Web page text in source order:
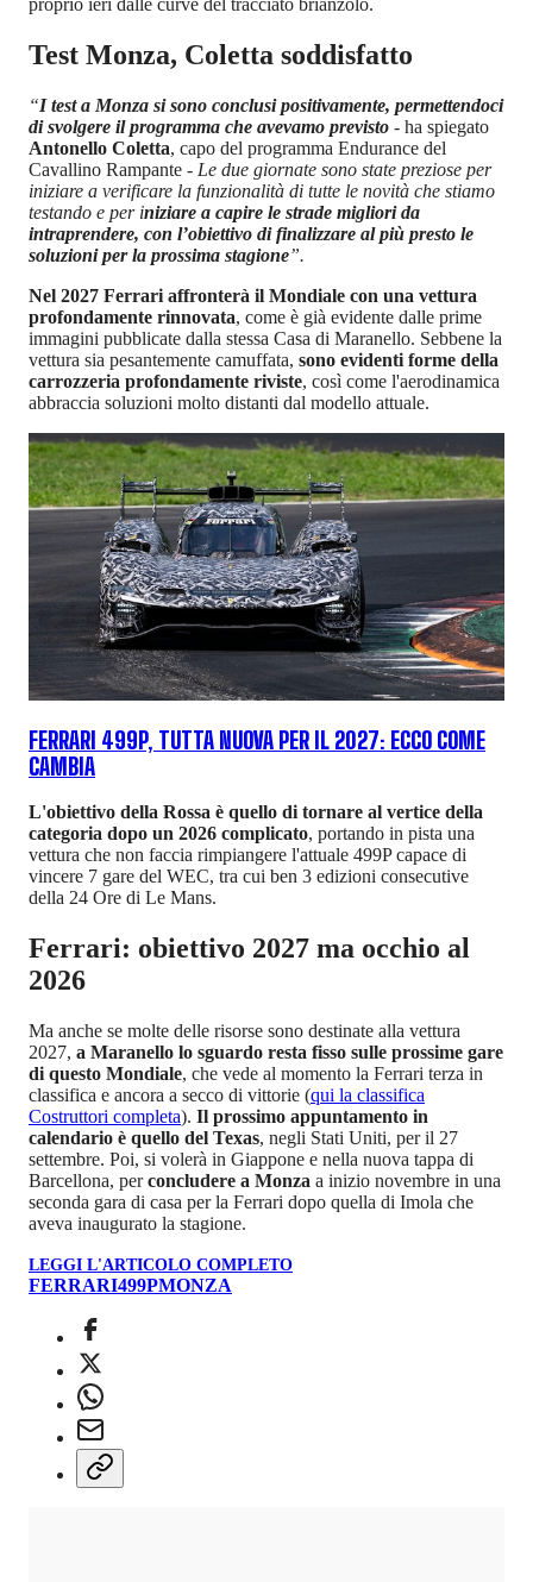
proprio ieri dalle curve del tracciato brianzolo.
Test Monza, Coletta soddisfatto
“I test a Monza si sono conclusi positivamente, permettendoci
di svolgere il programma che avevamo previsto - ha spiegato
Antonello Coletta, capo del programma Endurance del
Cavallino Rampante - Le due giornate sono state preziose per
iniziare a verificare la funzionalità di tutte le novità che stiamo
testando e per iniziare a capire le strade migliori da
intraprendere, con l’obiettivo di finalizzare al più presto le
soluzioni per la prossima stagione”.
Nel 2027 Ferrari affronterà il Mondiale con una vettura
profondamente rinnovata, come è già evidente dalle prime
immagini pubblicate dalla stessa Casa di Maranello. Sebbene la
vettura sia pesantemente camuffata, sono evidenti forme della
carrozzeria profondamente riviste, così come l'aerodinamica
abbraccia soluzioni molto distanti dal modello attuale.
FERRARI 499P, TUTTA NUOVA PER IL 2027: ECCO COME
CAMBIA
L'obiettivo della Rossa è quello di tornare al vertice della
categoria dopo un 2026 complicato, portando in pista una
vettura che non faccia rimpiangere l'attuale 499P capace di
vincere 7 gare del WEC, tra cui ben 3 edizioni consecutive
della 24 Ore di Le Mans.
Ferrari: obiettivo 2027 ma occhio al
2026
Ma anche se molte delle risorse sono destinate alla vettura
2027, a Maranello lo sguardo resta fisso sulle prossime gare
di questo Mondiale, che vede al momento la Ferrari terza in
classifica e ancora a secco di vittorie (qui la classifica
Costruttori completa). Il prossimo appuntamento in
calendario è quello del Texas, negli Stati Uniti, per il 27
settembre. Poi, si volerà in Giappone e nella nuova tappa di
Barcellona, perconcludere a Monza a inizio novembre in una
seconda gara di casa per la Ferrari dopo quella di Imola che
aveva inaugurato la stagione.
LEGGI L'ARTICOLO COMPLETO
FERRARI499PMONZA